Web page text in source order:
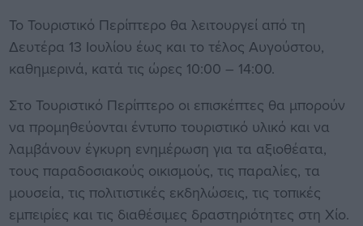
Το Τουριστικό Περίπτερο θα λειτουργεί από τη
Δευτέρα 13 Ιουλίου έως και το τέλος Αυγούστου,
καθημερινά, κατά τις ώρες 10:00 – 14:00.
Στο Τουριστικό Περίπτερο οι επισκέπτες θα μπορούν
να προμηθεύονται έντυπο τουριστικό υλικό και να
λαμβάνουν έγκυρη ενημέρωση για τα αξιοθέατα,
τους παραδοσιακούς οικισμούς, τις παραλίες, τα
μουσεία, τις πολιτιστικές εκδηλώσεις, τις τοπικές
εμπειρίες και τις διαθέσιμες δραστηριότητες στη Χίο.